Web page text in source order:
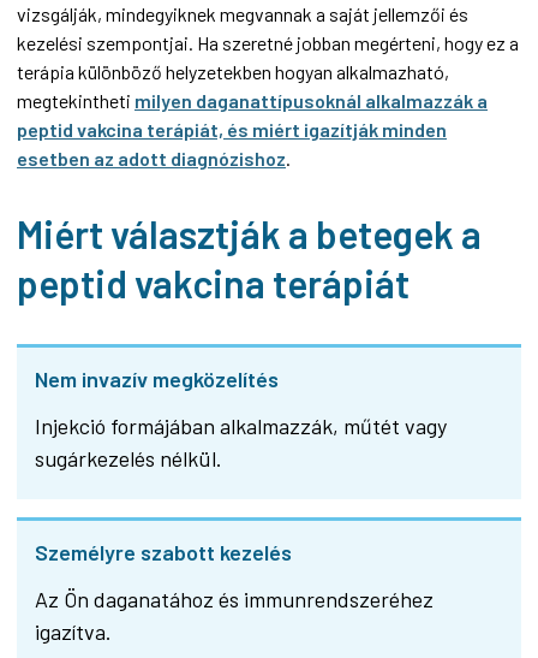
vizsgálják, mindegyiknek megvannak a saját jellemzői és
kezelési szempontjai. Ha szeretné jobban megérteni, hogy ez a
terápia különböző helyzetekben hogyan alkalmazható,
megtekintheti milyen daganattípusoknál alkalmazzák a
peptid vakcina terápiát, és miért igazítják minden
esetben az adott diagnózishoz.
Miért választják a betegek a
peptid vakcina terápiát
Nem invazív megközelítés
Injekció formájában alkalmazzák, műtét vagy
sugárkezelés nélkül.
Személyre szabott kezelés
Az Ön daganatához és immunrendszeréhez
igazítva.